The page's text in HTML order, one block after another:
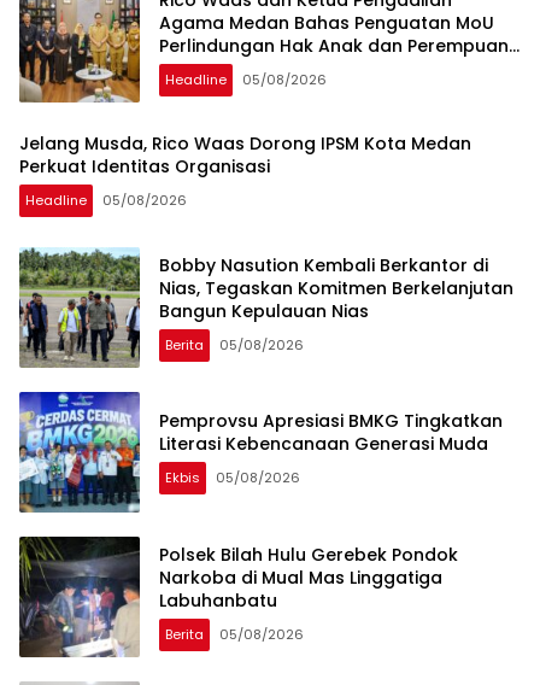
Agama Medan Bahas Penguatan MoU
Perlindungan Hak Anak dan Perempuan
Pasca Perceraian ASN
Headline 05/08/2026
Jelang Musda, Rico Waas Dorong IPSM Kota Medan
Perkuat Identitas Organisasi
Headline 05/08/2026
Bobby Nasution Kembali Berkantor di
Nias, Tegaskan Komitmen Berkelanjutan
Bangun Kepulauan Nias
Berita 05/08/2026
Pemprovsu Apresiasi BMKG Tingkatkan
Literasi Kebencanaan Generasi Muda
Ekbis 05/08/2026
Polsek Bilah Hulu Gerebek Pondok
Narkoba di Mual Mas Linggatiga
Labuhanbatu
Berita 05/08/2026